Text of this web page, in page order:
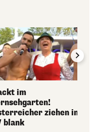
im
ziehen im
blank